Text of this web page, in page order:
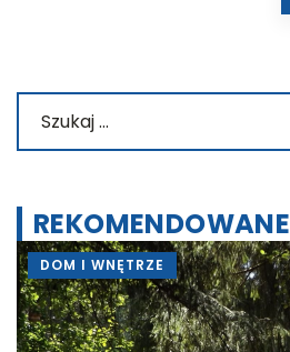
REKOMENDOWANE
DOM I WNĘTRZE